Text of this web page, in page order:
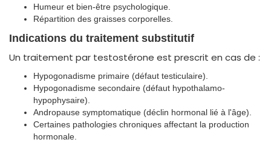
Humeur et bien-être psychologique.
Répartition des graisses corporelles.
Indications du traitement substitutif
Un traitement par testostérone est prescrit en cas de :
Hypogonadisme primaire (défaut testiculaire).
Hypogonadisme secondaire (défaut hypothalamo-
hypophysaire).
Andropause symptomatique (déclin hormonal lié à l'âge).
Certaines pathologies chroniques affectant la production
hormonale.